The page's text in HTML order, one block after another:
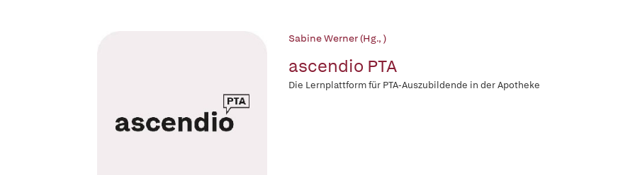
Sabine Werner (Hg., )
ascendio PTA
Die Lernplattform für PTA-Auszubildende in der Apotheke